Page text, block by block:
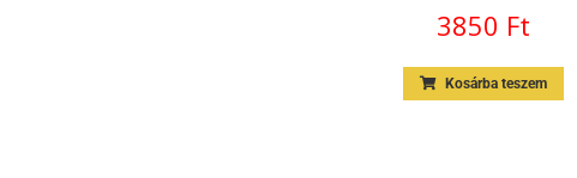
3850 Ft
Kosárba teszem